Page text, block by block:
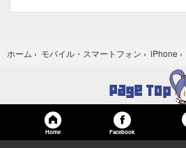
ホーム › モバイル・スマートフォン › iPhone ›
Home Facebook